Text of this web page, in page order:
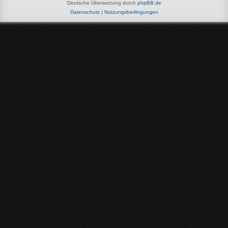
Deutsche Übersetzung durch phpBB.de
Datenschutz| Nutzungsbedingungen